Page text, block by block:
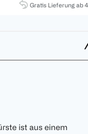
Gratis Lieferung ab
ist aus einem